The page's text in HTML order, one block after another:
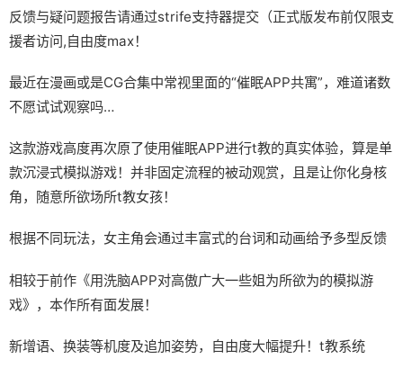
反馈与疑问题报告请通过strife支持器提交（正式版发布前仅限支
援者访问,自由度max！
最近在漫画或是CG合集中常视里面的“催眠APP共寓”，难道诸数
不愿试试观察吗…
这款游戏高度再次原了使用催眠APP进行t教的真实体验，算是单
款沉浸式模拟游戏！并非固定流程的被动观赏，且是让你化身核
角，随意所欲场所t教女孩！
根据不同玩法，女主角会通过丰富式的台词和动画给予多型反馈
相较于前作《用洗脑APP对高傲广大一些姐为所欲为的模拟游
戏》，本作所有面发展！
新增语、换装等机度及追加姿势，自由度大幅提升！t教系统